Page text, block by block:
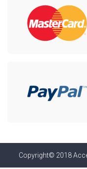
Copyright© 2018